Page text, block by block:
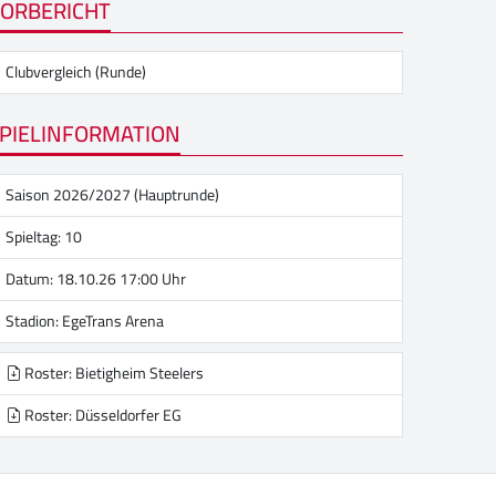
Clubvergleich (Runde)
Saison 2026/2027 (Hauptrunde)
Spieltag: 10
Datum: 18.10.26 17:00 Uhr
Stadion:EgeTrans Arena
Roster: Bietigheim Steelers
Roster: Düsseldorfer EG